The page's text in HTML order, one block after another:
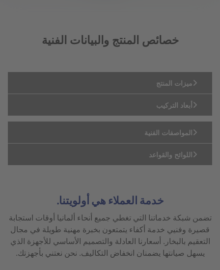
خصائص المنتج والبيانات الفنية
ميزات المنتج
أبعاد التركيب
المواصفات الفنية
اللوائح والقواعد
خدمة العملاء هي أولويتنا.
تضمن شبكة خدماتنا التي تغطي جميع أنحاء ألمانيا أوقات استجابة
قصيرة وفنيي خدمة أكفاء يتمتعون بخبرة مهنية طويلة في مجال
التعقيم بالبخار. أسعارنا العادلة والتصميم الأساسي للأجهزة الذي
يسهل صيانتها يضمنان انخفاض التكاليف. نحن نعتني بأجهزتك.